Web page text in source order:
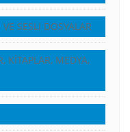
SESLI DOSYALAR
KİTAPLAR, MEDYA,